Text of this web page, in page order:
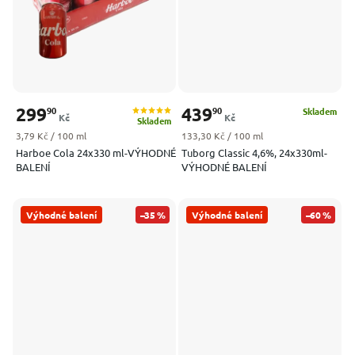
Harboe Cola 24x330 ml-VÝHODNÉ
BALENÍ
Skladem
29990
Kč
Měrná cena:
3,79 Kč / 100 ml
Tuborg Classic 4,6%, 24x330ml-
VÝHODNÉ BALENÍ
Skladem
43990
Kč
Měrná cena:
133,30 Kč / 100 ml
Výhodné balení –35 % Výhodné balení –60 %